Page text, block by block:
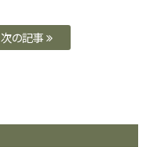
次の記事